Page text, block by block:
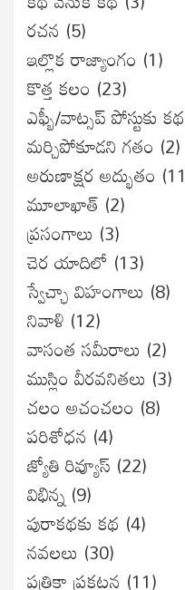
రచన (5)
ఇల్లొక రాజ్యాంగం (1)
కొత్త కలం (23)
ఎఫ్బీ/వాట్సప్ పోస్టుకు కథ
మర్చిపోకూడని గతం (2)
అరుణాక్షర అద్భుతం
మూలాఖాత్ (2)
ప్రసంగాలు (3)
చెర యాదిలో (13)
స్వేచ్ఛా విహంగాలు (8)
నివాళి (12)
వాసంత సమీరాలు (2)
ముస్లిం వీరవనితలు (3)
చలం అచంచలం (8)
ప‌రిశోధ‌న‌ (4)
జ్యోతి రివ్యూస్ (22)
విభిన్న (9)
పురాకథకు కథ (4)
నవలలు (30)
పత్రికా ప్రకటన (11)